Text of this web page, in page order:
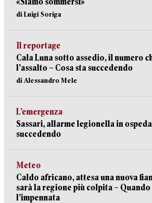
di Luigi Soriga
Il reportage
Cala Luna sotto assedio, il numero
l’assalto – Cosa sta succedendo
di Alessandro Mele
L’emergenza
Sassari, allarme legionella in
succedendo
Meteo
Caldo africano, attesa una nuova
sarà la regione più colpita –
l’impennata